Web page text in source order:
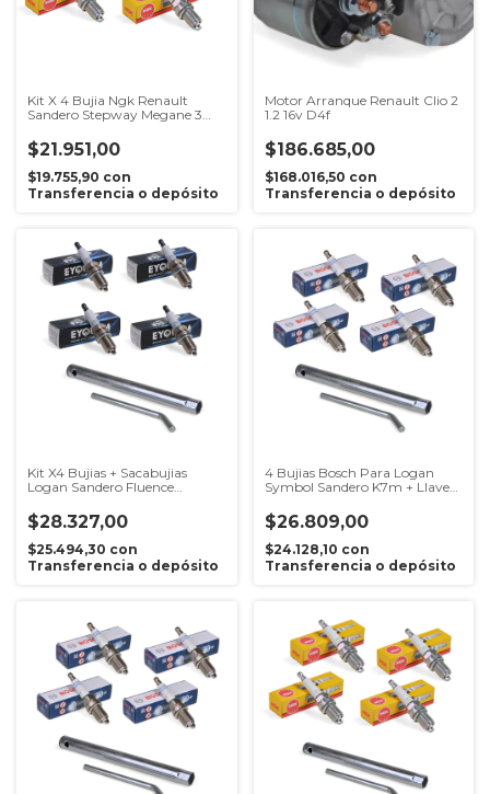
Kit X 4 Bujia Ngk Renault
Sandero Stepway Megane 3
sportway Symbol Fluence
$21.951,00
$19.755,90 con
Transferencia o depósito
Motor Arranque Renault Clio 2
1.2 16v D4f
$186.685,00
$168.016,50 con
Transferencia o depósito
Kit X4 Bujias + Sacabujias
Logan Sandero Fluence
$28.327,00
$25.494,30 con
Transferencia o depósito
4 Bujias Bosch Para Logan
Symbol Sandero K7m + Llave
$26.809,00
$24.128,10 con
Transferencia o depósito